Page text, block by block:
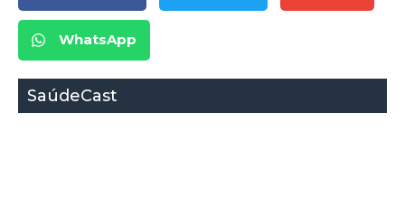
WhatsApp
SaúdeCast